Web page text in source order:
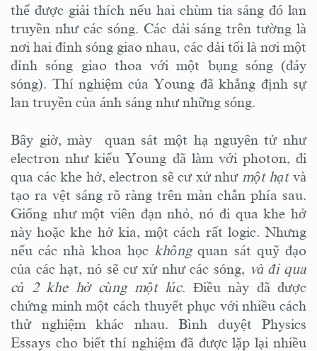
thể được giải thích nếu hai chùm tia sáng đó lan
truyền như các sóng. Các dải sáng trên tường là
nơi hai đỉnh sóng giao nhau, các dải tối là nơi một
đỉnh sóng giao thoa với một bụng sóng (đáy
sóng). Thí nghiệm của Young đã khẳng định sự
lan truyền của ánh sáng như những sóng.
Bây giờ, mày quan sát một hạ nguyên tử như
electron như kiểu Young đã làm với photon, đi
qua các khe hở, electron sẽ cư xử như một hạtvà
tạo ra vệt sáng rõ ràng trên màn chắn phía sau.
Giống như một viên đạn nhỏ, nó đi qua khe hở
này hoặc khe hở kia, một cách rất logic. Nhưng
nếu các nhà khoa học khôngquan sát quỹ đạo
của các hạt, nó sẽ cư xử như các sóng, và đi qua
cả 2 khe hở cùng một lúc. Điều này đã được
chứng minh một cách thuyết phục với nhiều cách
thử nghiệm khác nhau. Bình duyệt Physics
Essays cho biết thí nghiệm đã được lặp lại nhiều